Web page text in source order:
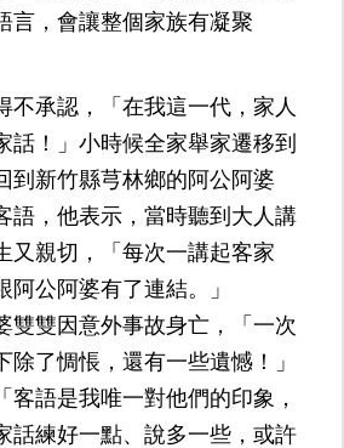
言，會讓整個家族有凝聚
不承認，「在我這一代，家人
話！」小時候全家舉家遷移到
到新竹縣芎林鄉的阿公阿婆
語，他表示，當時聽到大人講
又親切，「每次一講起客家
阿公阿婆有了連結。」
雙雙因意外事故身亡，「一次
除了惆悵，還有一些遺憾！」
客語是我唯一對他們的印象，
話練好一點、說多一些，或許